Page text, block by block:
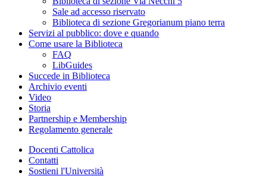
Sale ad accesso riservato
Biblioteca di sezione Gregorianum piano terra
Servizi al pubblico: dove e quando
Come usare la Biblioteca
FAQ
LibGuides
Succede in Biblioteca
Archivio eventi
Video
Storia
Partnership e Membership
Regolamento generale
Docenti Cattolica
Contatti
Sostieni l'Università